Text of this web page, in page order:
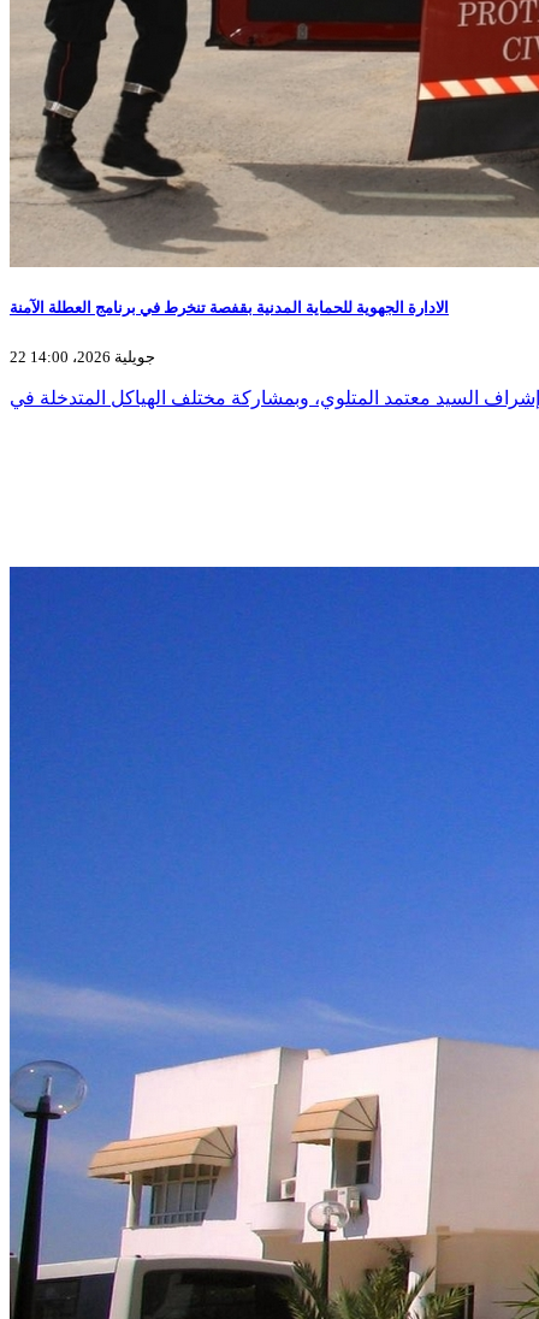
الادارة الجهوية للحماية المدنية بقفصة تنخرط في برنامج العطلة الآمنة
22 جويلية 2026، 14:00